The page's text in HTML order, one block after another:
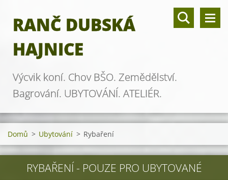
RANČ DUBSKÁ
HAJNICE
Výcvik koní. Chov BŠO. Zemědělství.
Bagrování. UBYTOVÁNÍ. ATELIÉR.
Domů > Ubytování > Rybaření
RYBAŘENÍ - POUZE PRO UBYTOVANÉ